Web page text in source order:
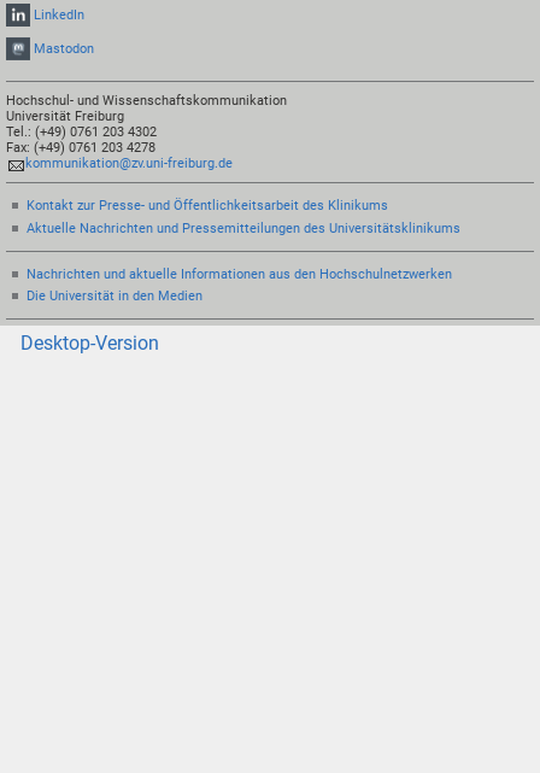
LinkedIn
Mastodon
Hochschul- und Wissenschaftskommunikation
Universität Freiburg
Tel.: (+49) 0761 203 4302
Fax: (+49) 0761 203 4278
kommunikation@zv.uni-freiburg.de
Kontakt zur Presse- und Öffentlichkeitsarbeit des Klinikums
Aktuelle Nachrichten und Pressemitteilungen des Universitätsklinikums
Nachrichten und aktuelle Informationen aus den Hochschulnetzwerken
Die Universität in den Medien
Desktop-Version